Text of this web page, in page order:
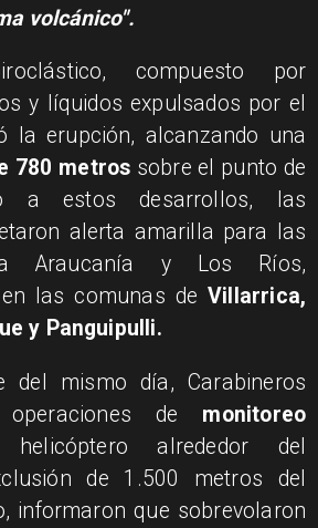
volcánico".
compuesto por
y líquidos expulsados por el
la erupción, alcanzando una
780 metros sobre el punto de
a estos desarrollos, las
alerta amarilla para las
Araucanía y Los Ríos,
en las comunas deVillarrica,
y Panguipulli.
del mismo día, Carabineros
de monitoreo
alrededor del
de 1.500 metros del
informaron que sobrevolaron